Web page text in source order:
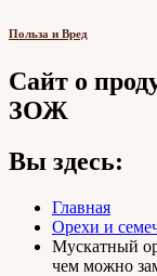
Польза и Вред
Сайт о
ЗОЖ
Вы здесь:
Главная
Орехи и
Мускатный
чем можно